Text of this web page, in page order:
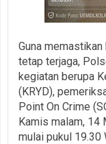
Guna
tetap terjaga,
kegiatan berupa
(KRYD),
Point On Crime
Kamis malam, 14
mulai pukul 19.30